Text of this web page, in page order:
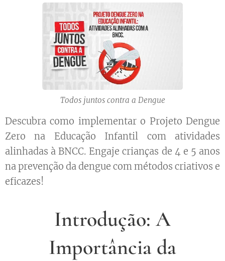
Todos juntos contra a Dengue
Descubra como implementar o Projeto Dengue
Zero na Educação Infantil com atividades
alinhadas à BNCC. Engaje crianças de 4 e 5 anos
na prevenção da dengue com métodos criativos e
eficazes!
Introdução: A
Importância da